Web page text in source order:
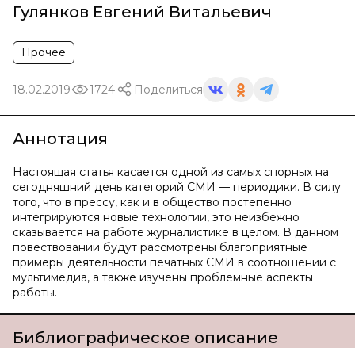
Гулянков Евгений Витальевич
Прочее
18.02.2019 1724 Поделиться
Аннотация
Настоящая статья касается одной из самых спорных на
сегодняшний день категорий СМИ — периодики. В силу
того, что в прессу, как и в общество постепенно
интегрируются новые технологии, это неизбежно
сказывается на работе журналистике в целом. В данном
повествовании будут рассмотрены благоприятные
примеры деятельности печатных СМИ в соотношении с
мультимедиа, а также изучены проблемные аспекты
работы.
Библиографическое описание